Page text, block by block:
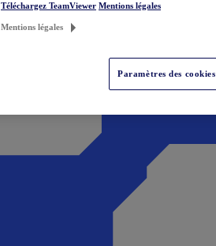
Téléchargez TeamViewer Mentions légales
Mentions légales
Paramètres des cookies